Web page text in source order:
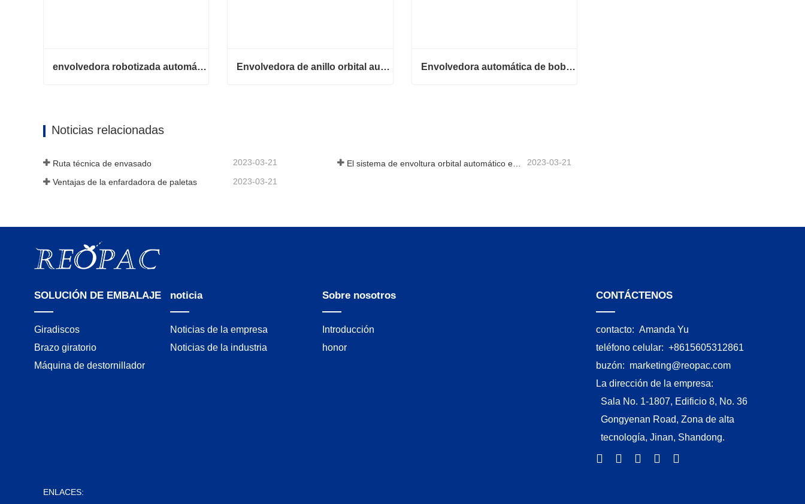
envolvedora robotizada automática Envolvedora de anillo orbital automática para bobina Envolvedora automática de bobinas de alambre
Noticias relacionadas
Ruta técnica de envasado 2023-03-21 El sistema de envoltura orbital automático envuelve 6 lados en el material 2023-03-21
Ventajas de la enfardadora de paletas 2023-03-21
SOLUCIÓN DE EMBALAJE
Giradiscos
Brazo giratorio
Máquina de destornillador
noticia
Noticias de la empresa
Noticias de la industria
Sobre nosotros
Introducción
honor
CONTÁCTENOS
contacto: Amanda Yu
teléfono celular: +8615605312861
buzón: marketing@reopac.com
La dirección de la empresa:
Sala No. 1-1807, Edificio 8, No. 36
Gongyenan Road, Zona de alta
tecnología, Jinan, Shandong.
ENLACES: